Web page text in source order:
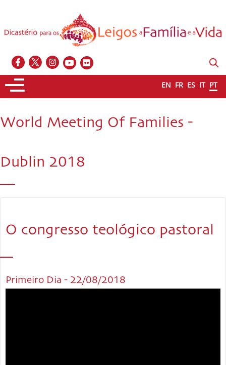
EN FR ES IT PT
World Meeting Of Families -
Dublin 2018
O congresso teológico pastoral
Primeiro Dia - 22/08/2018